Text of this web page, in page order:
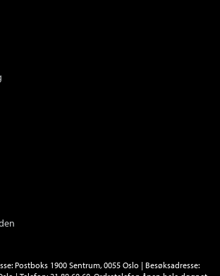
Postboks 1900 Sentrum, 0055 Oslo | Besøksadresse: